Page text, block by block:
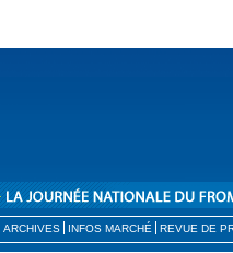
ARCHIVES INFOS MARCHÉ REVUE DE